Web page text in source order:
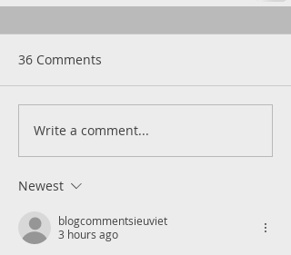
36 Comments
Write a comment...
Newest
blogcommentsieuviet
3 hours ago